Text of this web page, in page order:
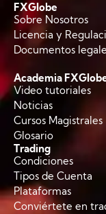
FXGlobe
Sobre Nosotros
Licencia y
Documentos
Academia
Video tutoriales
Noticias
Cursos Magistrales
Glosario
Trading
Condiciones
Tipos de Cuenta
Plataformas
Conviértete en